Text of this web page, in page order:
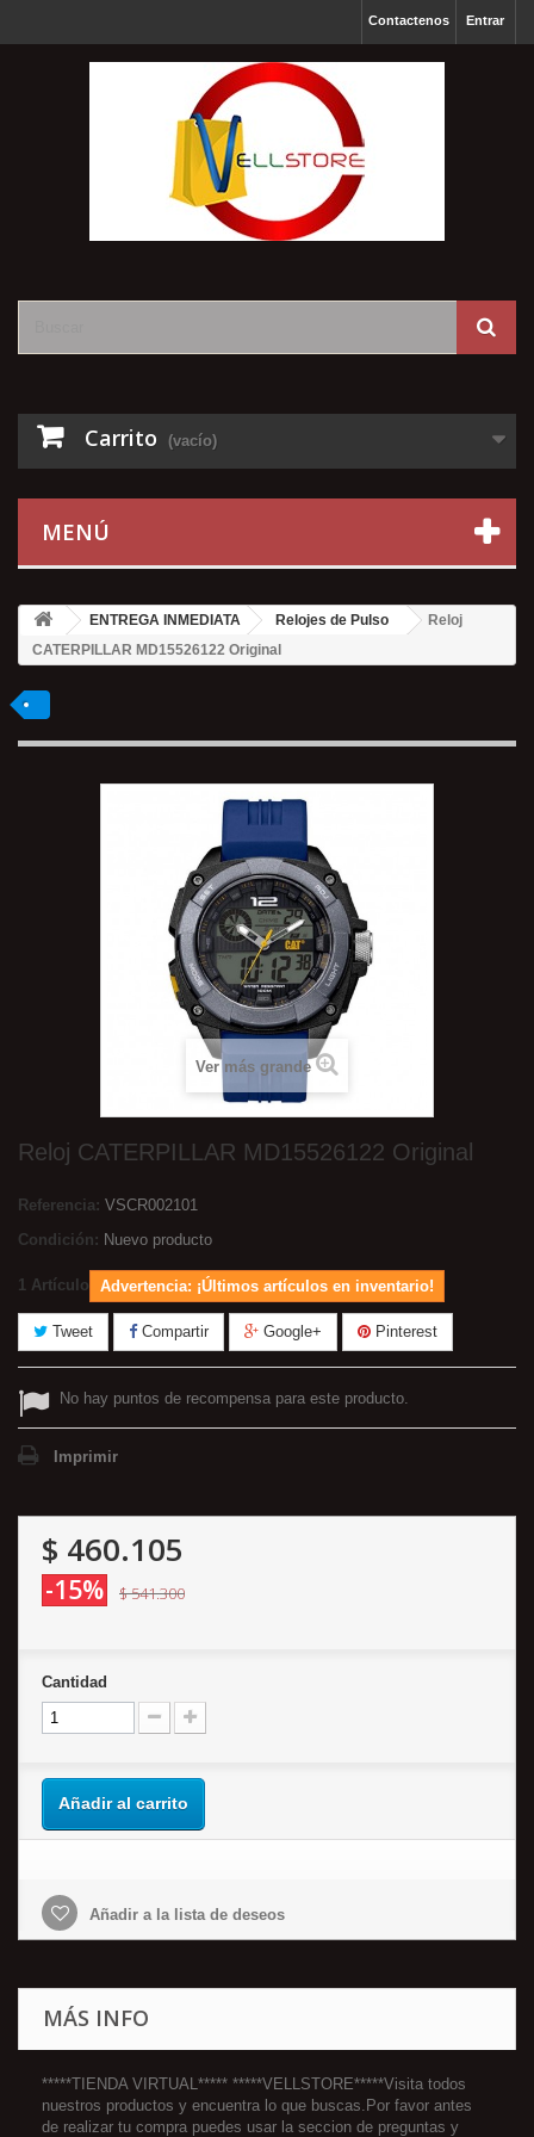
Entrar
Contactenos
Carrito (vacío)
MENÚ
ENTREGA INMEDIATA Relojes de Pulso
Reloj
CATERPILLAR MD15526122 Original
Ver más grande
Reloj CATERPILLAR MD15526122 Original
Referencia: VSCR002101
Condición: Nuevo producto
1 Artículo Advertencia: ¡Últimos artículos en inventario!
Tweet Compartir Google+ Pinterest
No hay puntos de recompensa para este producto.
Imprimir
$ 460.105
-15% $ 541.300
Cantidad
Añadir al carrito
Añadir a la lista de deseos
MÁS INFO
*****TIENDA VIRTUAL***** *****VELLSTORE*****Visita todos
nuestros productos y encuentra lo que buscas.Por favor antes
de realizar tu compra puedes usar la seccion de preguntas y